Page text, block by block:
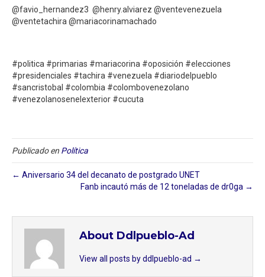
@favio_hernandez3 @henry.alviarez @ventevenezuela
@ventetachira @mariacorinamachado
#politica #primarias #mariacorina #oposición #elecciones
#presidenciales #tachira #venezuela #diariodelpueblo
#sancristobal #colombia #colombovenezolano
#venezolanosenelexterior #cucuta
Publicado en Política
← Aniversario 34 del decanato de postgrado UNET
Fanb incautó más de 12 toneladas de dr0ga⁣ →
About Ddlpueblo-Ad
View all posts by ddlpueblo-ad →